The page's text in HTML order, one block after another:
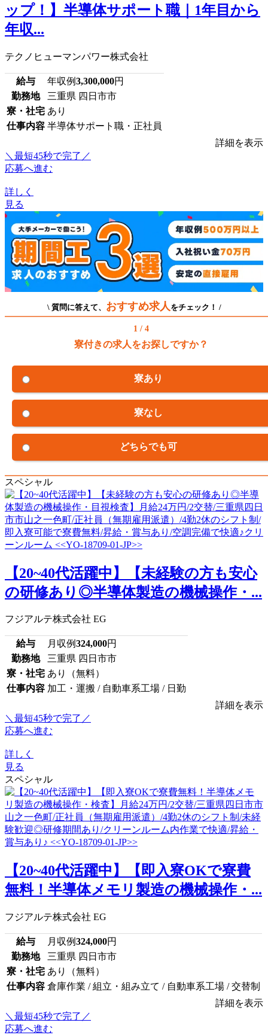
ップ！】半導体サポート職｜1年目から
年収...
テクノヒューマンパワー株式会社
給与 年収例3,300,000円
勤務地
三重県 四日市市
寮・社宅 あり
仕事内容 半導体サポート職・正社員
詳細を表示
＼最短45秒で完了／
応募へ進む
詳しく
見る
\ 質問に答えて、 おすすめ求人 をチェック！ /
1 / 4
寮付きの求人をお探しですか？
寮あり
寮なし
どちらでも可
スペシャル
【20~40代活躍中】【未経験の方も安心
の研修あり◎半導体製造の機械操作・...
フジアルテ株式会社 EG
給与 月収例324,000円
勤務地
三重県 四日市市
寮・社宅 あり（無料）
仕事内容 加工・運搬 / 自動車系工場 / 日勤
詳細を表示
＼最短45秒で完了／
応募へ進む
詳しく
見る
スペシャル
【20~40代活躍中】【即入寮OKで寮費
無料！半導体メモリ製造の機械操作・...
フジアルテ株式会社 EG
給与 月収例324,000円
勤務地
三重県 四日市市
寮・社宅 あり（無料）
仕事内容 倉庫作業 / 組立・組み立て / 自動車系工場 / 交替制
詳細を表示
＼最短45秒で完了／
応募へ進む